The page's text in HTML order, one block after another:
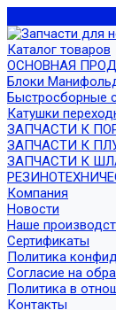
Каталог товаров
ОСНОВНАЯ
Блоки
Быстросборные
Катушки
ЗАПЧАСТИ К
ЗАПЧАСТИ К
ЗАПЧАСТИ К
Компания
Новости
Наше
Сертификаты
Политика
Согласие на
Политика в
Контакты